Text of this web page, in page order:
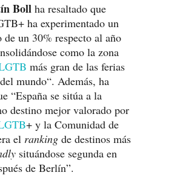
Boll ha resaltado que
ha experimentado un
un 30% respecto al año
como la zona
más gran de las ferias
mundo“. Además, ha
“España se sitúa a la
destino mejor valorado por
+ y la Comunidad de
el ranking de destinos más
situándose segunda en
de Berlín”.